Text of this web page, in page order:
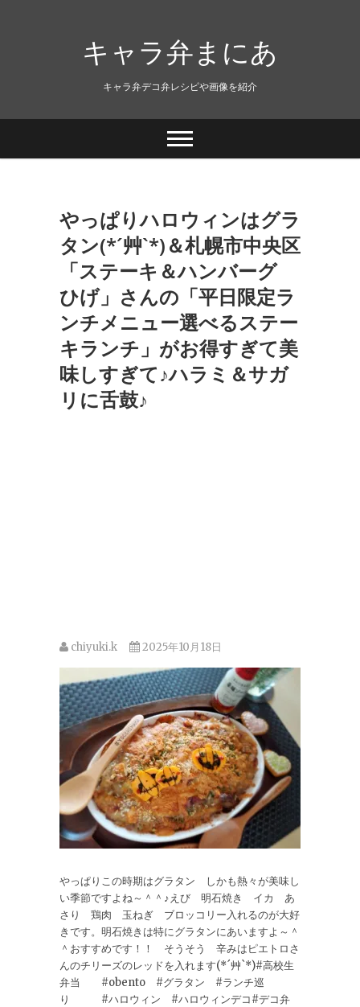
キャラ弁まにあ
キャラ弁デコ弁レシピや画像を紹介
やっぱりハロウィンはグラ
タン(*´艸`*)＆札幌市中央区
「ステーキ＆ハンバーグ
ひげ」さんの「平日限定ラ
ンチメニュー選べるステー
キランチ」がお得すぎて美
味しすぎて♪ハラミ＆サガ
リに舌鼓♪
chiyuki.k 2025年10月18日
やっぱりこの時期はグラタン しかも熱々が美味し
い季節ですよね～＾＾♪えび 明石焼き イカ あ
さり 鶏肉 玉ねぎ ブロッコリー入れるのが大好
きです。明石焼きは特にグラタンにあいますよ～＾
＾おすすめです！！ そうそう 辛みはピエトロさ
んのチリーズのレッドを入れます(*´艸`*)#高校生
弁当 #obento #グラタン #ランチ巡
り #ハロウィン #ハロウィンデコ#デコ弁